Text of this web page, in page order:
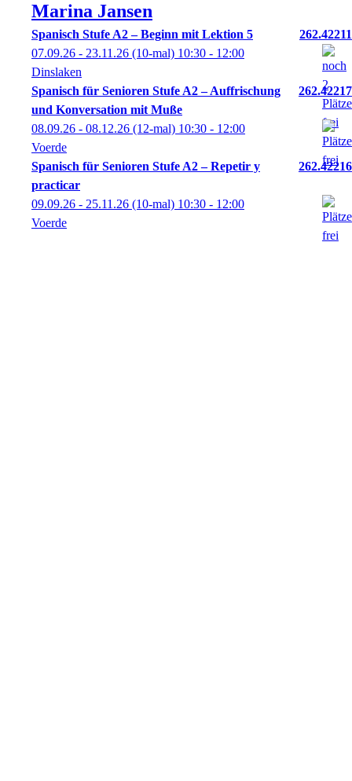
Marina Jansen
Spanisch Stufe A2 – Beginn mit Lektion 5
262.42211
07.09.26 - 23.11.26 (10-mal) 10:30 - 12:00
Dinslaken
Spanisch für Senioren Stufe A2 – Auffrischung
und Konversation mit Muße
262.42217
08.09.26 - 08.12.26 (12-mal) 10:30 - 12:00
Voerde
Spanisch für Senioren Stufe A2 – Repetir y
practicar
262.42216
09.09.26 - 25.11.26 (10-mal) 10:30 - 12:00
Voerde